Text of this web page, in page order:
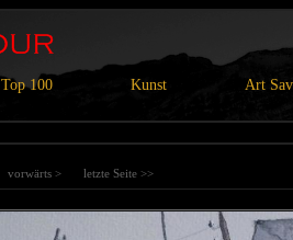
Top 100 Kunst Art
vorwärts > letzte Seite >>